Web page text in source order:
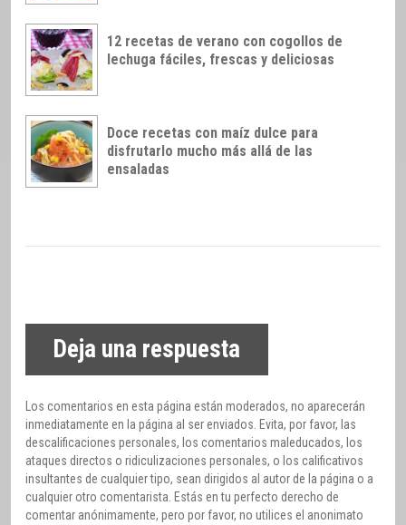
12 recetas de verano con cogollos de
lechuga fáciles, frescas y deliciosas
Doce recetas con maíz dulce para
disfrutarlo mucho más allá de las
ensaladas
Deja una respuesta
Los comentarios en esta página están moderados, no aparecerán
inmediatamente en la página al ser enviados. Evita, por favor, las
descalificaciones personales, los comentarios maleducados, los
ataques directos o ridiculizaciones personales, o los calificativos
insultantes de cualquier tipo, sean dirigidos al autor de la página o a
cualquier otro comentarista. Estás en tu perfecto derecho de
comentar anónimamente, pero por favor, no utilices el anonimato